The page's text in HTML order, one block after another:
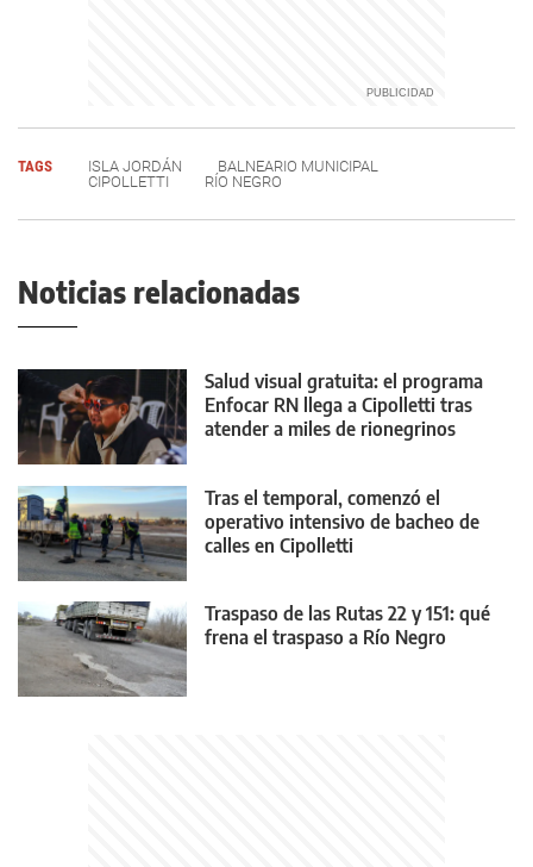
TAGS ISLA JORDÁN
BALNEARIO MUNICIPAL
CIPOLLETTI
RÍO NEGRO
Noticias relacionadas
Salud visual gratuita: el programa
Enfocar RN llega a Cipolletti tras
atender a miles de rionegrinos
Tras el temporal, comenzó el
operativo intensivo de bacheo de
calles en Cipolletti
Traspaso de las Rutas 22 y 151: qué
frena el traspaso a Río Negro